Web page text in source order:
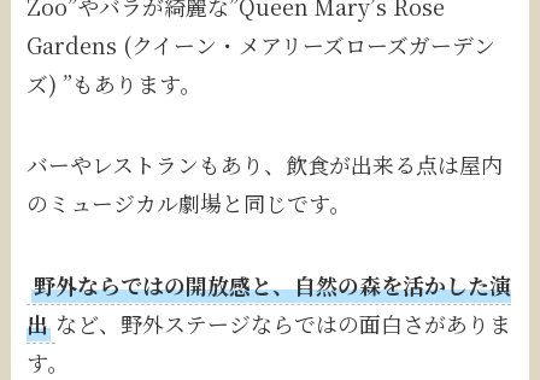
Gardens (クイーン・メアリーズローズガーデン
ズ) ”もあります。
バーやレストランもあり、飲食が出来る点は屋内
のミュージカル劇場と同じです。
野外ならではの開放感と、自然の森を活かした演
出 など、野外ステージならではの面白さがありま
す。